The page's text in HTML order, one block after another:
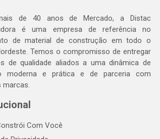
de 40 anos de Mercado, a Distac
é uma empresa de referência no
de material de construção em todo o
Temos o compromisso de entregar
de qualidade aliados a uma dinâmica de
moderna e prática e de parceria com
marcas.
Com Você